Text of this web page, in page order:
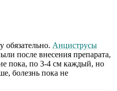
обязательно. Анциструсы
после внесения препарата,
пока, по 3-4 см каждый, но
болезнь пока не